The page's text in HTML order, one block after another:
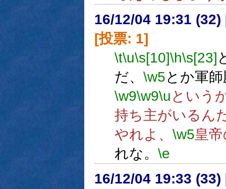
16/12/04 19:31 (32)
[投票: 1]
\t\u\s[10]\h\s[23]
だ、 \w5とか軍
\w9\w9\u という
持ち主がいるん
やれよ、 \w5皇
れな。 \e
16/12/04 19:33 (33)